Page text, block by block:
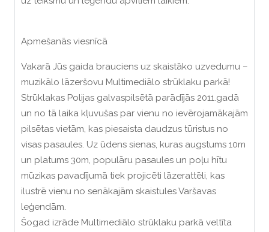
Apmešanās viesnīcā
Vakarā Jūs gaida brauciens uz skaistāko uzvedumu –
muzikālo lāzeršovu Multimediālo strūklaku parkā!
Strūklakas Polijas galvaspilsētā parādījās 2011.gadā
un no tā laika kļuvušas par vienu no ievērojamākajām
pilsētas vietām, kas piesaista daudzus tūristus no
visas pasaules. Uz ūdens sienas, kuras augstums 10m
un platums 30m, populāru pasaules un poļu hītu
mūzikas pavadījumā tiek projicēti lāzerattēli, kas
ilustrē vienu no senākajām skaistules Varšavas
leģendām.
Šogad izrāde Multimediālo strūklaku parkā veltīta